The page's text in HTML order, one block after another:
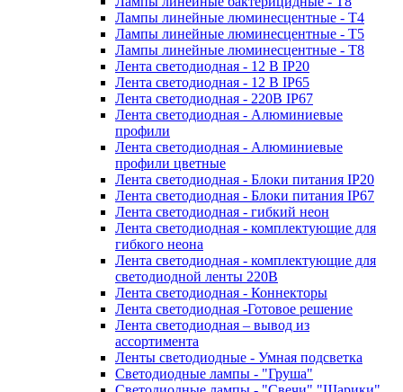
Лампы линейные люминесцентные - Т4
Лампы линейные люминесцентные - Т5
Лампы линейные люминесцентные - Т8
Лента светодиодная - 12 В IP20
Лента светодиодная - 12 В IP65
Лента светодиодная - 220В IP67
Лента светодиодная - Алюминиевые
профили
Лента светодиодная - Алюминиевые
профили цветные
Лента светодиодная - Блоки питания IP20
Лента светодиодная - Блоки питания IP67
Лента светодиодная - гибкий неон
Лента светодиодная - комплектующие для
гибкого неона
Лента светодиодная - комплектующие для
светодиодной ленты 220В
Лента светодиодная - Коннекторы
Лента светодиодная -Готовое решение
Лента светодиодная – вывод из
ассортимента
Ленты светодиодные - Умная подсветка
Светодиодные лампы - "Груша"